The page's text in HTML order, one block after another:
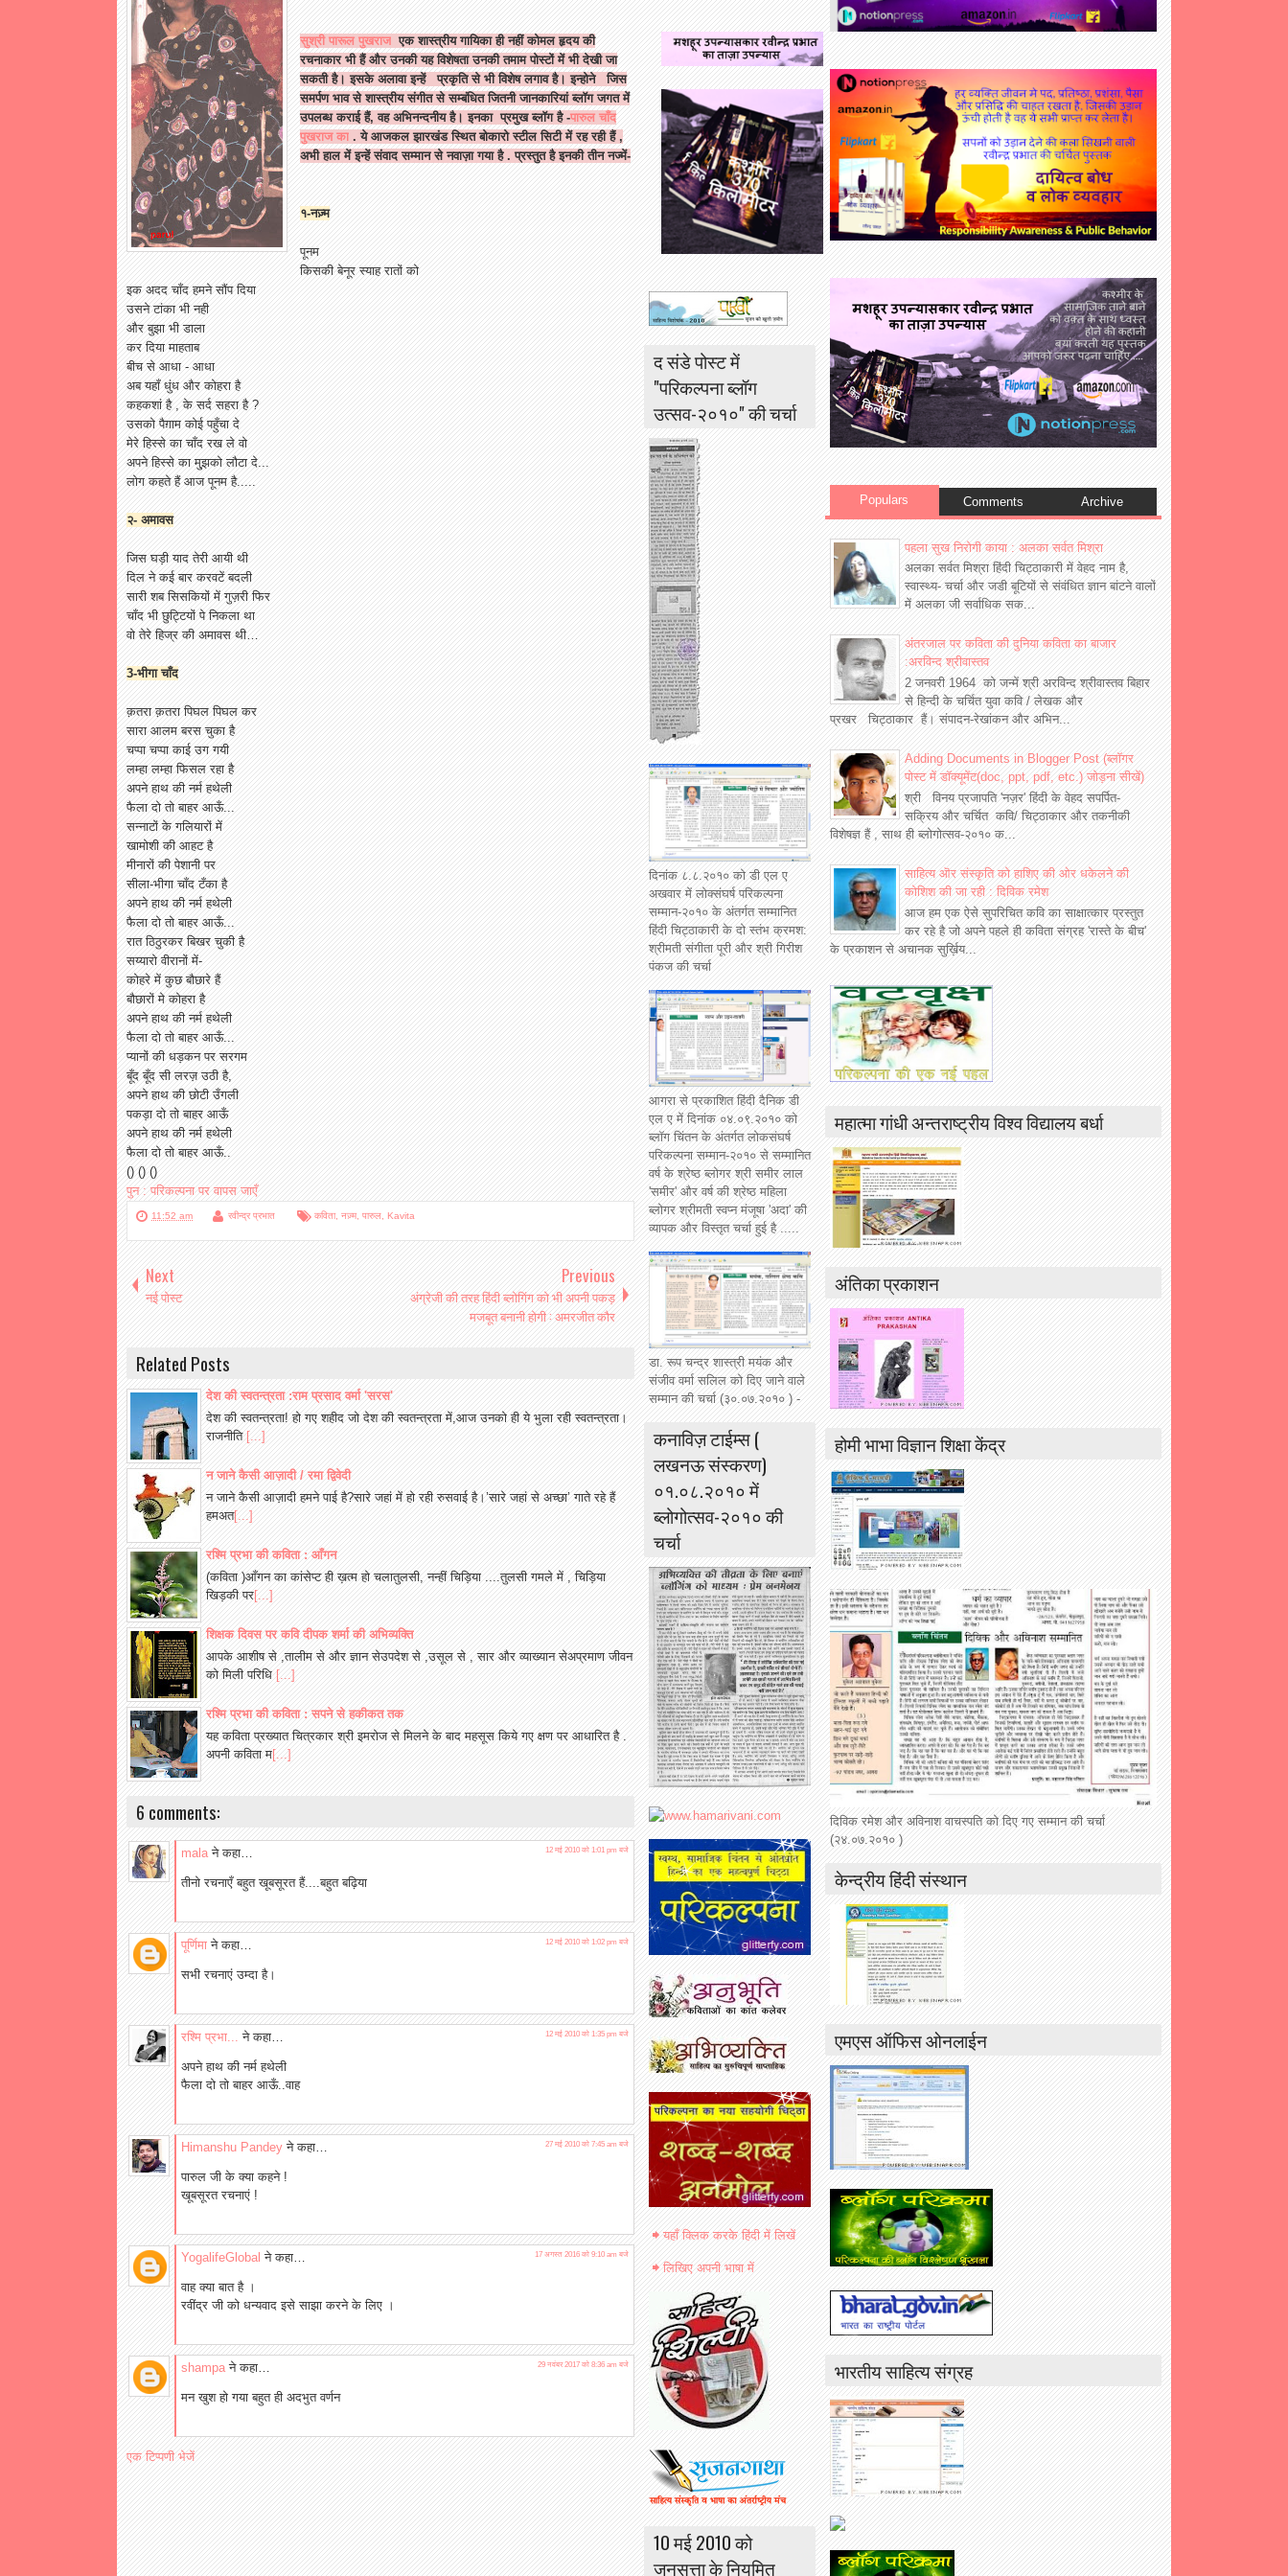
सुश्री पारूल पुखराज एक शास्त्रीय गायिका ही नहीं कोमल हृदय की
रचनाकार भी हैं और उनकी यह विशेषता उनकी तमाम पोस्टों में भी देखी जा
सकती है। इसके अलावा इन्हें प्रकृति से भी विशेष लगाव है। इन्होने जिस
समर्पण भाव से शास्त्रीय संगीत से सम्बंधित जितनी जानकारियां ब्लॉग जगत में
उपलब्ध कराई हैं, वह अभिनन्दनीय है। इनका प्रमुख ब्लॉग है -पारुल चाँद
पुखराज का . ये आजकल झारखंड स्थित बोकारो स्टील सिटी में रह रही हैं ,
अभी हाल में इन्हें संवाद सम्मान से नवाज़ा गया है . प्रस्तुत है इनकी तीन नज्में-
१-नज़्म
पूनम
किसकी बेनूर स्याह रातों को
इक अदद चाँद हमने सौंप दिया
उसने टांका भी नही
और बुझा भी डाला
कर दिया माहताब
बीच से आधा - आधा
अब यहाँ धुंध और कोहरा है
कहकशां है , के सर्द सहरा है ?
उसको पैग़ाम कोई पहुँचा दे
मेरे हिस्से का चाँद रख ले वो
अपने हिस्से का मु्झको लौटा दे...
लोग कहते हैं आज पूनम है.....
२- अमावस
जिस घड़ी याद तेरी आयी थी
दिल ने कई बार करवटें बदली
सारी शब सिसकियों में गुज़री फिर
चाँद भी छुट्टियों पे निकला था
वो तेरे हिज्र की अमावस थी…
3-भीगा चाँद
क़तरा क़तरा पिघल पिघल कर
सारा आलम बरस चुका है
चप्पा चप्पा काई उग गयी
लम्हा लम्हा फिसल रहा है
अपने हाथ की नर्म हथेली
फैला दो तो बाहर आऊँ...
सन्नाटों के गलियारों में
खामोशी की आहट है
मीनारों की पेशानी पर
सीला-भीगा चाँद टँका है
अपने हाथ की नर्म हथेली
फैला दो तो बाहर आऊँ...
रात ठिठुरकर बिखर चुकी है
सय्यारो वीरानों में-
कोहरे में कुछ बौछारे हैं
बौछारों मे कोहरा है
अपने हाथ की नर्म हथेली
फैला दो तो बाहर आऊँ...
प्यानों की धड़कन पर सरगम
बूँद बूँद सी लरज़ उठी है,
अपने हाथ की छोटी उँगली
पकड़ा दो तो बाहर आऊँ
अपने हाथ की नर्म हथेली
फैला दो तो बाहर आऊँ..
() () ()
पुन : परिकल्पना पर वापस जाएँ
11:52 am रवीन्द्र प्रभात कविता, नज़्म पारुल Kavita
Next
नई पोस्ट
Previous
अंग्रेजी की तरह हिंदी ब्लोगिंग को भी अपनी पकड़
मजबूत बनानी होगी : अमरजीत कौर
Related Posts
देश की स्वतन्त्रता :राम प्रसाद वर्मा 'सरस'
देश की स्वतन्त्रता! हो गए शहीद जो देश की स्वतन्त्रता में,आज उनको ही ये भुला रही स्वतन्त्रता।
राजनीति[...]
न जाने कैसी आज़ादी / रमा द्विवेदी
न जाने कैसी आज़ादी हमने पाई है?सारे जहां में हो रही रुसवाई है।’सारे जहां से अच्छा’ गाते रहे हैं
हमअत[...]
रश्मि प्रभा की कविता : आँगन
(कविता )आँगन का कांसेप्ट ही ख़त्म हो चलातुलसी, नन्हीं चिड़िया ....तुलसी गमले में , चिड़िया
खिड़की पर[...]
शिक्षक दिवस पर कवि दीपक शर्मा की अभिव्यक्ति
आपके आशीष से ,तालीम से और ज्ञान सेउपदेश से ,उसूल से , सार और व्याख्यान सेअप्रमाण जीवन
को मिली परिधि[...]
रश्मि प्रभा की कविता : सपने से हकीकत तक
यह कविता प्रख्यात चित्रकार श्री इमरोज से मिलने के बाद महसूस किये गए क्षण पर आधारित है .
अपनी कविता म[...]
6 comments:
mala ने कहा… 12 मई 2010 को 1:01 pm बजे
तीनो रचनाएँ बहुत खूबसूरत हैं....बहुत बढ़िया
पूर्णिमा ने कहा… 12 मई 2010 को 1:02 pm बजे
सभी रचनाएं उम्दा है।
रश्मि प्रभा... ने कहा… 12 मई 2010 को 1:35 pm बजे
अपने हाथ की नर्म हथेली
फैला दो तो बाहर आऊँ..वाह
Himanshu Pandey ने कहा… 27 मई 2010 को 7:45 am बजे
पारुल जी के क्या कहने !
खूबसूरत रचनाएं !
YogalifeGlobal ने कहा… 17 अगस्त 2016 को 9:10 am बजे
वाह क्या बात है ।
रवींद्र जी को धन्यवाद इसे साझा करने के लिए ।
shampa ने कहा… 29 नवंबर 2017 को 8:36 am बजे
मन खुश हो गया बहुत ही अदभुत वर्णन
एक टिप्पणी भेजें
Populars Comments Archive
पहला सुख निरोगी काया : अलका सर्वत मिश्रा
अलका सर्वत मिश्रा हिंदी चिट्ठाकारी में वेहद नाम है,
स्वास्थ्य- चर्चा और जडी बूटियों से संवंधित ज्ञान बांटने वालों
में अलका जी सर्वाधिक सक...
अंतरजाल पर कविता की दुनिया कविता का बाजार
:अरविन्द श्रीवास्तव
2 जनवरी 1964 को जन्में श्री अरविन्द श्रीवास्तव बिहार
से हिन्दी के चर्चित युवा कवि / लेखक और
प्रखर चिट्ठाकार हैं। संपादन-रेखांकन और अभिन...
Adding Documents in Blogger Post (ब्लॉगर
पोस्ट में डॉक्यूमेंट(doc, ppt, pdf, etc.) जोड़ना सीखें)
श्री विनय प्रजापति 'नज़र' हिंदी के वेहद सपर्पित-
सक्रिय और चर्चित कवि/ चिट्ठाकार और तकनीकी
विशेषज्ञ हैं , साथ ही ब्लोगोत्सव-२०१० क...
साहित्य ऒर संस्कृति को हाशिए की ओर धकेलने की
कोशिश की जा रही : दिविक रमेश
आज हम एक ऐसे सुपरिचित कवि का साक्षात्कार प्रस्तुत
कर रहे है जो अपने पहले ही कविता संग्रह 'रास्ते के बीच'
के प्रकाशन से अचानक सुर्ख़िय...
महात्मा गांधी अन्तराष्ट्रीय विश्व विद्यालय बर्धा
अंतिका प्रकाशन
होमी भाभा विज्ञान शिक्षा केंद्र
दिविक रमेश और अविनाश वाचस्पति को दिए गए सम्मान की चर्चा
(२४.०७.२०१० )
केन्द्रीय हिंदी संस्थान
एमएस ऑफिस ओनलाईन
भारतीय साहित्य संग्रह
द संडे पोस्ट में
"परिकल्पना ब्लॉग
उत्सव-२०१०" की चर्चा
दिनांक ८.८.२०१० को डी एल ए
अखवार में लोक्संघर्ष परिकल्पना
सम्मान-२०१० के अंतर्गत सम्मानित
हिंदी चिट्ठाकारी के दो स्तंभ क्रमश:
श्रीमती संगीता पूरी और श्री गिरीश
पंकज की चर्चा
आगरा से प्रकाशित हिंदी दैनिक डी
एल ए में दिनांक ०४.०९.२०१० को
ब्लॉग चिंतन के अंतर्गत लोकसंघर्ष
परिकल्पना सम्मान-२०१० से सम्मानित
वर्ष के श्रेष्ठ ब्लोगर श्री समीर लाल
'समीर' और वर्ष की श्रेष्ठ महिला
ब्लोगर श्रीमती स्वप्न मंजूषा 'अदा' की
व्यापक और विस्तृत चर्चा हुई है .....
डा. रूप चन्द्र शास्त्री मयंक और
संजीव वर्मा सलिल को दिए जाने वाले
सम्मान की चर्चा (३०.०७.२०१० ) -
कनाविज़ टाईम्स (
लखनऊ संस्करण)
०१.०८.२०१० में
ब्लोगोत्सव-२०१० की
चर्चा
यहाँ क्लिक करके हिंदी में लिखें
लिखिए अपनी भाषा में
10 मई 2010 को
जनसत्ता के नियमित